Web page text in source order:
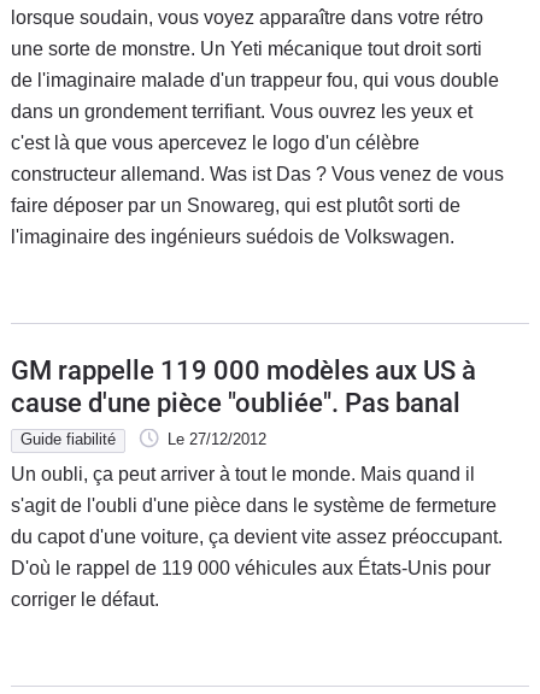
lorsque soudain, vous voyez apparaître dans votre rétro
une sorte de monstre. Un Yeti mécanique tout droit sorti
de l'imaginaire malade d'un trappeur fou, qui vous double
dans un grondement terrifiant. Vous ouvrez les yeux et
c'est là que vous apercevez le logo d'un célèbre
constructeur allemand. Was ist Das ? Vous venez de vous
faire déposer par un Snowareg, qui est plutôt sorti de
l'imaginaire des ingénieurs suédois de Volkswagen.
GM rappelle 119 000 modèles aux US à
cause d'une pièce "oubliée". Pas banal
Guide fiabilité Le 27/12/2012
Un oubli, ça peut arriver à tout le monde. Mais quand il
s'agit de l'oubli d'une pièce dans le système de fermeture
du capot d'une voiture, ça devient vite assez préoccupant.
D'où le rappel de 119 000 véhicules aux États-Unis pour
corriger le défaut.